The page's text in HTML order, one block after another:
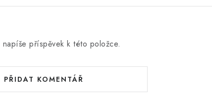
příspěvek k této položce.
PŘIDAT KOMENTÁŘ